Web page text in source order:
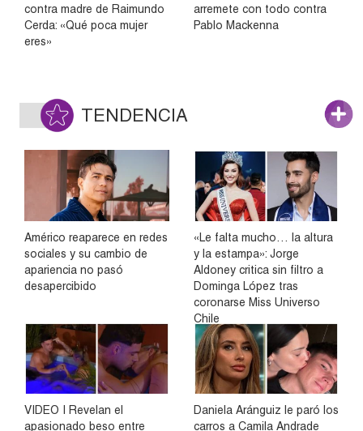
contra madre de Raimundo
Cerda: «Qué poca mujer
eres»
arremete con todo contra
Pablo Mackenna
TENDENCIA
Américo reaparece en redes
sociales y su cambio de
apariencia no pasó
desapercibido
«Le falta mucho… la altura
y la estampa»: Jorge
Aldoney critica sin filtro a
Dominga López tras
coronarse Miss Universo
Chile
VIDEO | Revelan el
apasionado beso entre
Daniela Aránguiz le paró los
carros a Camila Andrade